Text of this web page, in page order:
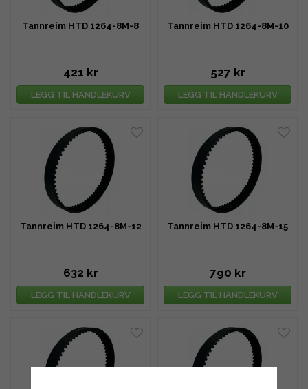
Tannreim HTD 1264-8M-8
421 kr
LEGG TIL HANDLEKURV
Tannreim HTD 1264-8M-10
527 kr
LEGG TIL HANDLEKURV
Tannreim HTD 1264-8M-12
632 kr
LEGG TIL HANDLEKURV
Tannreim HTD 1264-8M-15
790 kr
LEGG TIL HANDLEKURV